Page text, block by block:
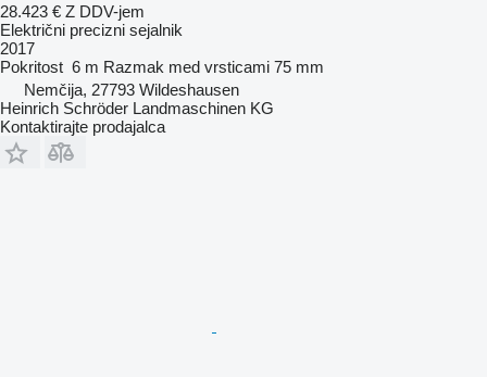
28.423 € Z DDV-jem
Električni precizni sejalnik
2017
Pokritost 6 m Razmak med vrsticami 75 mm
Nemčija, 27793 Wildeshausen
Heinrich Schröder Landmaschinen KG
Kontaktirajte prodajalca